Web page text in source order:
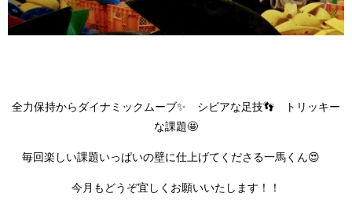
全力保持からダイナミックムーブ✨ シビアな足技👣 トリッキー
な課題🤩
毎回楽しい課題いっぱいの壁に仕上げてくださる一馬くん😍
今月もどうぞ宜しくお願いいたします！！